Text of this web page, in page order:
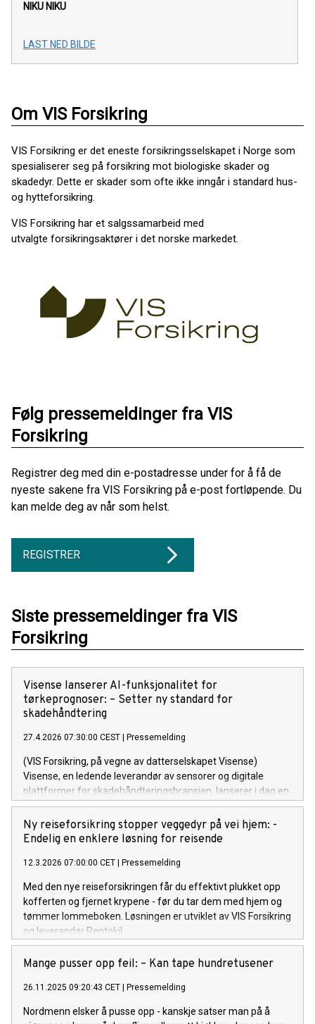
NIKU NIKU
LAST NED BILDE
Om VIS Forsikring
VIS Forsikring er det eneste forsikringsselskapet i Norge som
spesialiserer seg på forsikring mot biologiske skader og
skadedyr. Dette er skader som ofte ikke inngår i standard hus-
og hytteforsikring.
VIS Forsikring har et salgssamarbeid med
utvalgte forsikringsaktører i det norske markedet.
Følg pressemeldinger fra VIS
Forsikring
Registrer deg med din e-postadresse under for å få de
nyeste sakene fra VIS Forsikring på e-post fortløpende. Du
kan melde deg av når som helst.
REGISTRER
Siste pressemeldinger fra VIS
Forsikring
Visense lanserer AI-funksjonalitet for
tørkeprognoser: – Setter ny standard for
skadehåndtering
27.4.2026 07:30:00 CEST | Pressemelding
(VIS Forsikring, på vegne av datterselskapet Visense)
Visense, en ledende leverandør av sensorer og digitale
plattformer for skadehåndteringsbransjen, lanserer i dag en
nyutivklet AI-funksjonalitet som vil endre måten fuktskader
håndteres på.
Ny reiseforsikring stopper veggedyr på vei hjem: -
Endelig en enklere løsning for reisende
12.3.2026 07:00:00 CET | Pressemelding
Med den nye reiseforsikringen får du effektivt plukket opp
kofferten og fjernet krypene - før du tar dem med hjem og
tømmer lommeboken. Løsningen er utviklet av VIS Forsikring
og leverandør Rentokil.
Mange pusser opp feil: – Kan tape hundretusener
26.11.2025 09:20:43 CET | Pressemelding
Nordmenn elsker å pusse opp - kanskje satser man på å